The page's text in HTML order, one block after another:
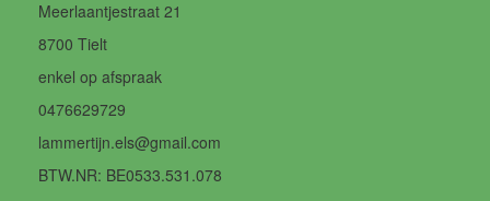
Meerlaantjestraat 21
8700 Tielt
enkel op afspraak
0476629729
lammertijn.els@gmail.com
BTW.NR: BE0533.531.078